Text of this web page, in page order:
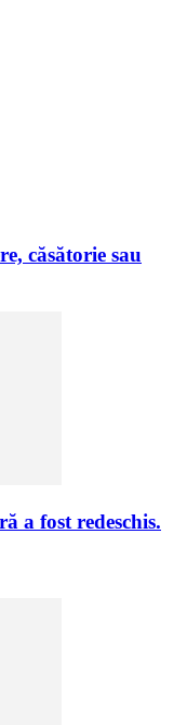
căsătorie sau
a fost redeschis.